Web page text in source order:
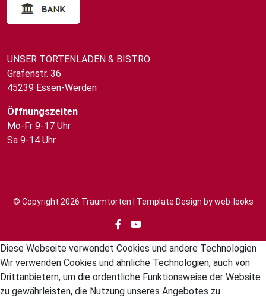
UNSER TORTENLADEN & BISTRO
Grafenstr. 36
45239 Essen-Werden
Öffnungszeiten
Mo-Fr 9-17 Uhr
Sa 9-14 Uhr
© Copyright 2026 Traumtorten | Template Design byweb-looks
Diese Webseite verwendet Cookies und andere Technologien
Wir verwenden Cookies und ähnliche Technologien, auch von
Drittanbietern, um die ordentliche Funktionsweise der Website
zu gewährleisten, die Nutzung unseres Angebotes zu